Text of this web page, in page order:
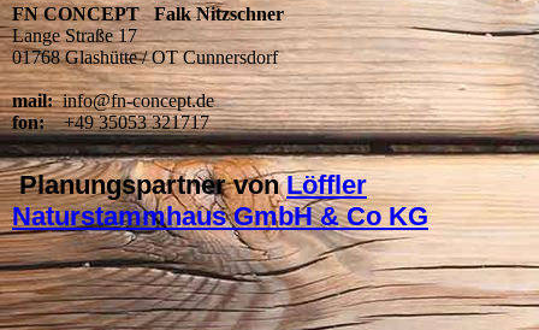
FN CONCEPT Falk Nitzschner
Lange Straße 17
01768 Glashütte / OT Cunnersdorf
mail:info@fn-concept.de
fon:+49 35053 321717
Planungspartner von Löffler
Naturstammhaus GmbH & Co KG